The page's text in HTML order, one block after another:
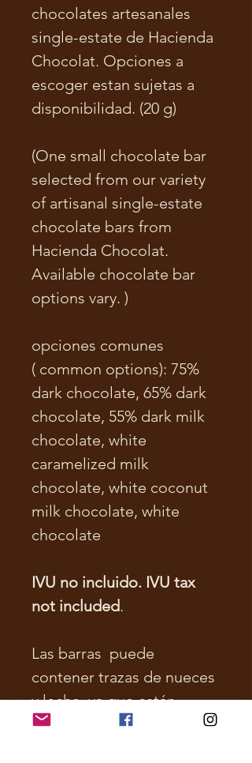
chocolates artesanales
single-estate de Hacienda
Chocolat. Opciones a
escoger estan sujetas a
disponibilidad. (20 g)
(One small chocolate bar
selected from our variety
of artisanal single-estate
chocolate bars from
Hacienda Chocolat.
Available chocolate bar
options vary. )
opciones comunes
( common options): 75%
dark chocolate, 65% dark
chocolate, 55% dark milk
chocolate, white
caramelized milk
chocolate, white coconut
milk chocolate, white
chocolate
IVU no incluido. IVU tax
not included.
Las barras puede
contener trazas de nueces
y leche, ya que están
confeccionadas en una